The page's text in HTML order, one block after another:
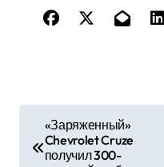
«Заряженный»
Chevrolet Cruze
получил 300-